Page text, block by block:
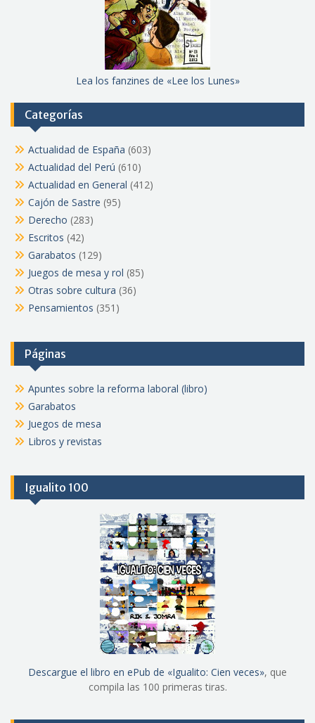
Lea los fanzines de «Lee los Lunes»
Categorías
Actualidad de España (603)
Actualidad del Perú (610)
Actualidad en General (412)
Cajón de Sastre (95)
Derecho (283)
Escritos (42)
Garabatos (129)
Juegos de mesa y rol (85)
Otras sobre cultura (36)
Pensamientos (351)
Páginas
Apuntes sobre la reforma laboral (libro)
Garabatos
Juegos de mesa
Libros y revistas
Igualito 100
Descargue el libro en ePub de «Igualito: Cien veces», que
compila las 100 primeras tiras.